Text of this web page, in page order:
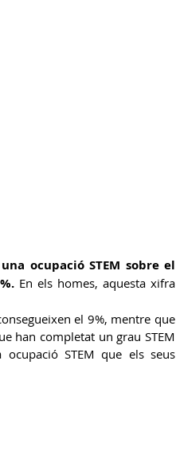
ocupació STEM sobre el
En els homes, aquesta xifra
el 9%, mentre que
han completat un grau STEM
STEM que els seus